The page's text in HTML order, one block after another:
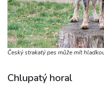
Český strakatý pes může mít
Chlupatý horal